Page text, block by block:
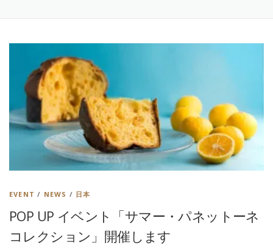
EVENT / NEWS / 日本
POP UP イベント「サマー・パネットーネ
コレクション」開催します